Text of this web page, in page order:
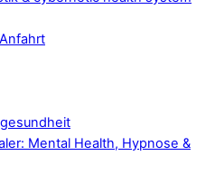
Mental Health, Hypnose &